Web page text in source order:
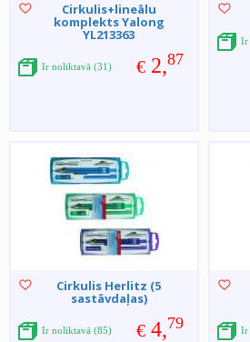
Cirkulis+lineālu
komplekts Yalong
YL213363
€ 2,87
Ir noliktavā (31)
Ir
Cirkulis Herlitz (5
sastāvdaļas)
€ 4,79
Ir noliktavā (85) Ir